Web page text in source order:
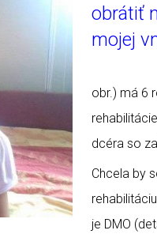
obrátiť
obr.) má 6
dcéra so
Chcela by
je DMO